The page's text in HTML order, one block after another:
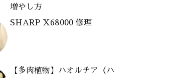
増やし方
SHARP X68000 修理
【多肉植物】ハオルチア（ハ